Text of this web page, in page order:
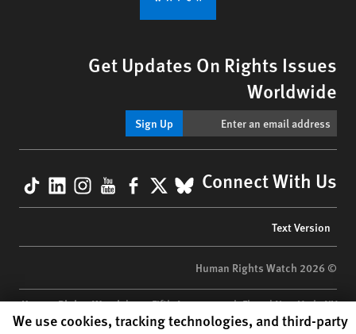
Get Updates On Rights Issues
Worldwide
Sign Up
Connect With Us
BlueSky
X
Facebook
YouTube
menu
Text Version
© 2026 Human Rights Watch
Human Rights Watch| 350 Fifth Avenue, 34th Floor | New York,NY
10118-3299USA| t1.212.290.4700
Human Rights Watch cookie preferences
We use cookies, tracking technologies, and third-party